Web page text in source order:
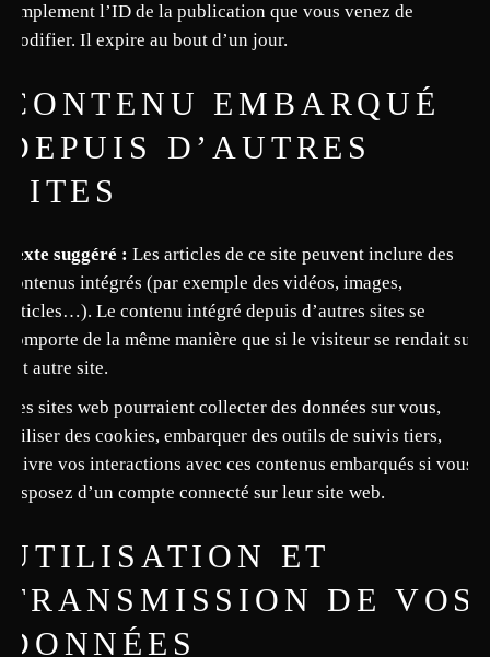
simplement l’ID de la publication que vous venez de
modifier. Il expire au bout d’un jour.
CONTENU EMBARQUÉ
DEPUIS D’AUTRES
SITES
Texte suggéré : Les articles de ce site peuvent inclure des
contenus intégrés (par exemple des vidéos, images,
articles…). Le contenu intégré depuis d’autres sites se
comporte de la même manière que si le visiteur se rendait sur
cet autre site.
Ces sites web pourraient collecter des données sur vous,
utiliser des cookies, embarquer des outils de suivis tiers,
suivre vos interactions avec ces contenus embarqués si vous
disposez d’un compte connecté sur leur site web.
UTILISATION ET
TRANSMISSION DE VOS
DONNÉES